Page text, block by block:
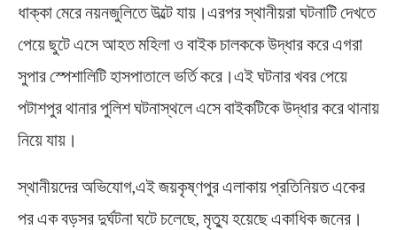
ধাক্কা মেরে নয়নজুলিতে উল্টে যায়।এরপর স্থানীয়রা ঘটনাটি দেখতে
পেয়ে ছুটে এসে আহত মহিলা ও বাইক চালককে উদ্ধার করে এগরা
সুপার স্পেশালিটি হাসপাতালে ভর্তি করে।এই ঘটনার খবর পেয়ে
পটাশপুর থানার পুলিশ ঘটনাস্থলে এসে বাইকটিকে উদ্ধার করে থানায়
নিয়ে যায়।
স্থানীয়দের অভিযোগ,এই জয়কৃষ্ণপুর এলাকায় প্রতিনিয়ত একের
পর এক বড়সর দুর্ঘটনা ঘটে চলেছে, মৃত্যু হয়েছে একাধিক জনের।